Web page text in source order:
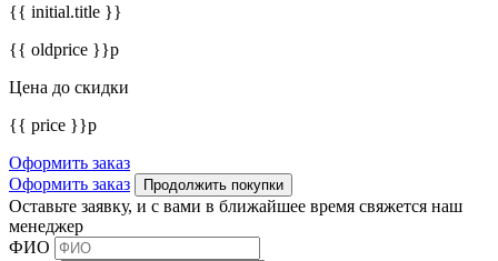
{{ initial.title }}
{{ oldprice }}р
Цена до скидки
{{ price }}р
Оформить заказ
Оформить заказ
Продолжить покупки
Оставьте заявку, и с вами в ближайшее время свяжется наш
менеджер
ФИО